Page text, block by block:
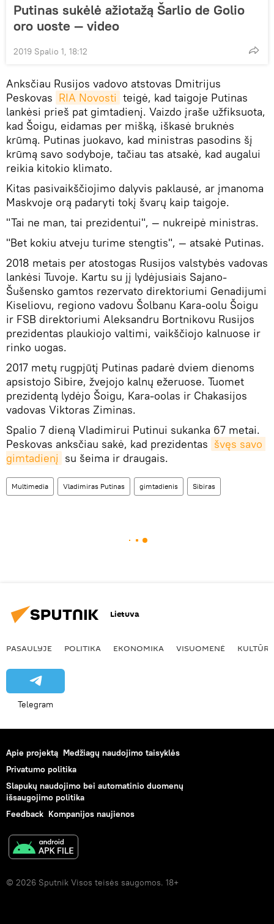
Putinas sukėlė ažiotažą Šarlio de Golio
oro uoste — video
2019 Spalio 1, 18:12
Anksčiau Rusijos vadovo atstovas Dmitrijus
Peskovas RIA Novosti teigė, kad taigoje Putinas
lankėsi prieš pat gimtadienį. Vaizdo įraše užfiksuota,
kad Šoigu, eidamas per mišką, iškasė bruknės
krūmą. Putinas juokavo, kad ministras pasodins šį
krūmą savo sodyboje, tačiau tas atsakė, kad augalui
reikia kitokio klimato.
Kitas pasivaikščiojimo dalyvis paklausė, ar įmanoma
Maskvoje orą padaryti tokį švarų kaip taigoje.
"Tai ne man, tai prezidentui", — nukreipė ministras.
"Bet kokiu atveju turime stengtis", — atsakė Putinas.
2018 metais per atostogas Rusijos valstybės vadovas
lankėsi Tuvoje. Kartu su jį lydėjusiais Sajano-
Šušensko gamtos rezervato direktoriumi Genadijumi
Kiseliovu, regiono vadovu Šolbanu Kara-oolu Šoigu
ir FSB direktoriumi Aleksandru Bortnikovu Rusijos
prezidentas plaukiojo valtimi, vaikščiojo kalnuose ir
rinko uogas.
2017 metų rugpjūtį Putinas padarė dviem dienoms
apsistojo Sibire, žvejojo kalnų ežeruose. Tuomet
prezidentą lydėjo Šoigu, Kara-oolas ir Chakasijos
vadovas Viktoras Ziminas.
Spalio 7 dieną Vladimirui Putinui sukanka 67 metai.
Peskovas anksčiau sakė, kad prezidentas švęs savo
gimtadienį su šeima ir draugais.
Multimedia Vladimiras Putinas gimtadienis Sibiras
Lietuva
PASAULYJE POLITIKA EKONOMIKA VISUOMENĖ KULTŪRA
Telegram
Apie projektą Medžiagų naudojimo taisyklės
Privatumo politika
Slapukų naudojimo bei automatinio duomenų
išsaugojimo politika
Feedback Kompanijos naujienos
© 2026 Sputnik Visos teisės saugomos. 18+